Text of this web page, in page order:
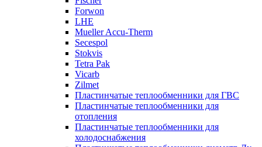
Forwon
LHE
Mueller Accu-Therm
Secespol
Stokvis
Tetra Pak
Vicarb
Zilmet
Пластинчатые теплообменники для ГВС
Пластинчатые теплообменники для
отопления
Пластинчатые теплообменники для
холодоснабжения